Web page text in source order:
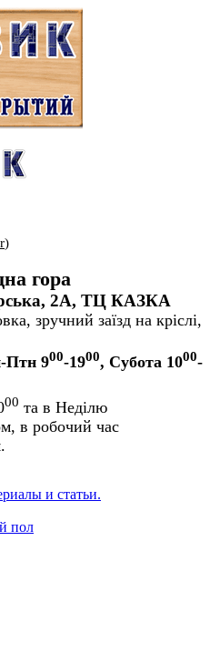
)
гора
2А, ТЦ КАЗКА
зручний заїзд на кріслі,
Птн 900-1900, Субота 1000-
00 та в Неділю
в робочий час
и статьи.
пол